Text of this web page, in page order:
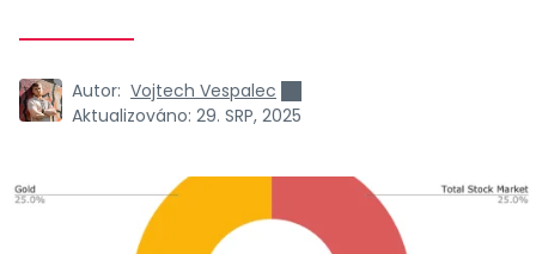
Autor: Vojtech Vespalec
Aktualizováno: 29. SRP, 2025